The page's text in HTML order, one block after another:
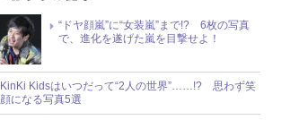
“ドヤ顔嵐”に“女装嵐”まで!? 6枚の写真
で、進化を遂げた嵐を目撃せよ！
KinKi Kidsはいつだって“2人の世界”……!? 思わず笑
顔になる写真5選